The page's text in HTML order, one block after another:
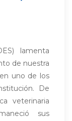
lamenta
de nuestra
uno de los
De
veterinaria
sus